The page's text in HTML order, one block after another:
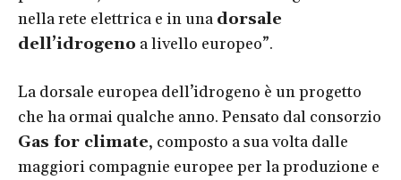
nella rete elettrica e in una dorsale
dell’idrogeno a livello europeo”.
La dorsale europea dell’idrogeno è un progetto
che ha ormai qualche anno. Pensato dal consorzio
Gas for climate, composto a sua volta dalle
maggiori compagnie europee per la produzione e